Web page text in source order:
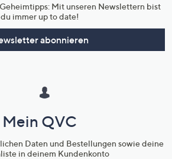
Mit unseren Newslettern bist
du immer up to date!
abonnieren
Mein QVC
Daten und Bestellungen sowie deine
in deinem Kundenkonto